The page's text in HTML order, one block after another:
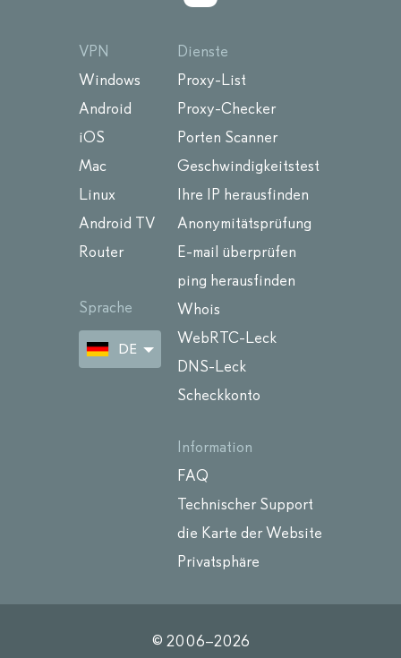
VPN
Windows
Android
iOS
Mac
Linux
Android TV
Router
Sprache
DE
Dienste
Proxy-List
Proxy-Checker
Porten Scanner
Geschwindigkeitstest
Ihre IP herausfinden
Anonymitätsprüfung
E-mail überprüfen
ping herausfinden
Whois
WebRTC-Leck
DNS-Leck
Scheckkonto
Information
FAQ
Technischer Support
die Karte der Website
Privatsphäre
© 2006–2026